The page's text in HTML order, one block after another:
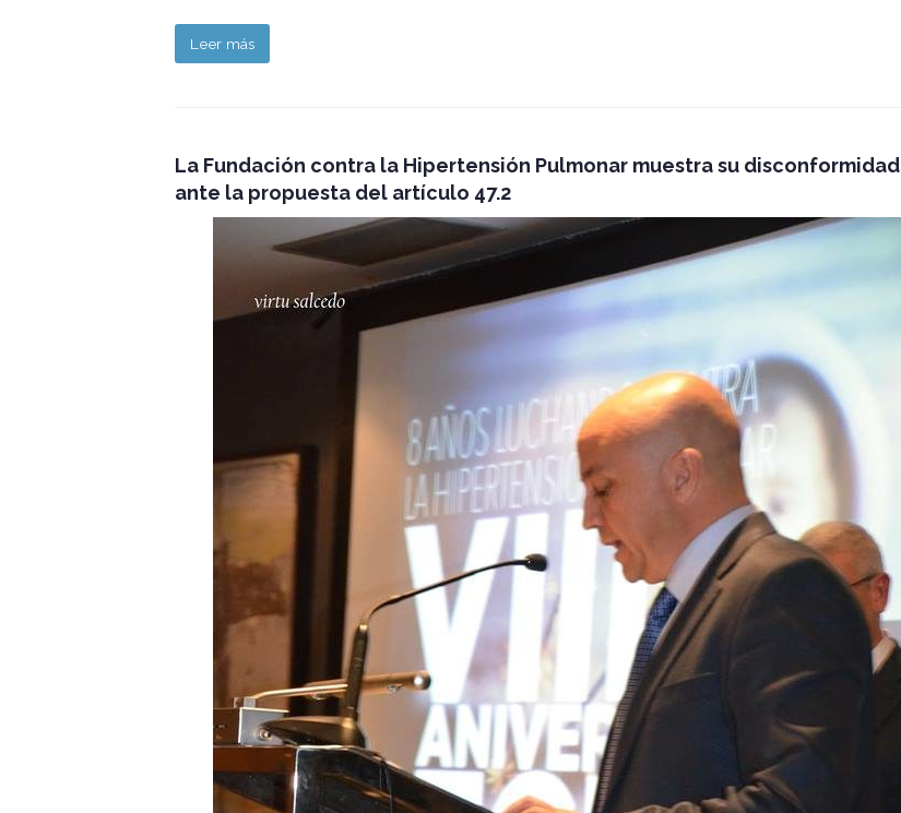
Leer más
La Fundación contra la Hipertensión Pulmonar muestra su disconformidad
ante la propuesta del artículo 47.2